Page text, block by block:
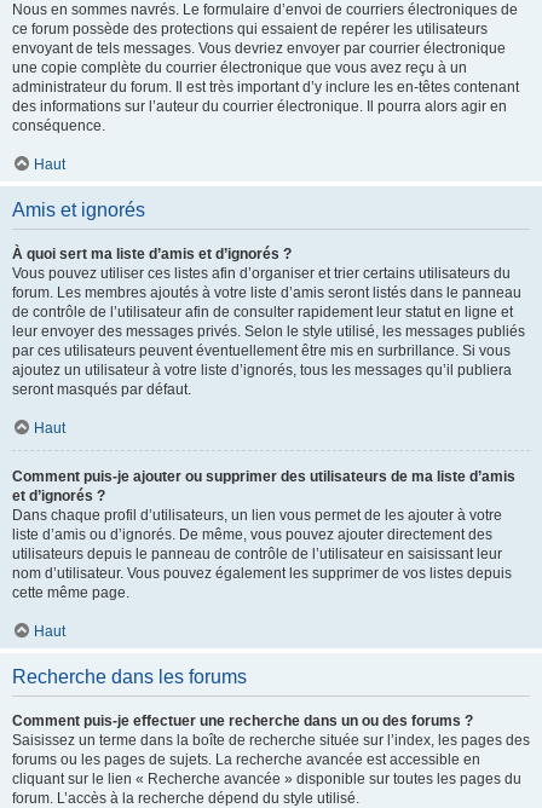
Nous en sommes navrés. Le formulaire d’envoi de courriers électroniques de
ce forum possède des protections qui essaient de repérer les utilisateurs
envoyant de tels messages. Vous devriez envoyer par courrier électronique
une copie complète du courrier électronique que vous avez reçu à un
administrateur du forum. Il est très important d’y inclure les en-têtes contenant
des informations sur l’auteur du courrier électronique. Il pourra alors agir en
conséquence.
Haut
Amis et ignorés
À quoi sert ma liste d’amis et d’ignorés ?
Vous pouvez utiliser ces listes afin d’organiser et trier certains utilisateurs du
forum. Les membres ajoutés à votre liste d’amis seront listés dans le panneau
de contrôle de l’utilisateur afin de consulter rapidement leur statut en ligne et
leur envoyer des messages privés. Selon le style utilisé, les messages publiés
par ces utilisateurs peuvent éventuellement être mis en surbrillance. Si vous
ajoutez un utilisateur à votre liste d’ignorés, tous les messages qu’il publiera
seront masqués par défaut.
Haut
Comment puis-je ajouter ou supprimer des utilisateurs de ma liste d’amis
et d’ignorés ?
Dans chaque profil d’utilisateurs, un lien vous permet de les ajouter à votre
liste d’amis ou d’ignorés. De même, vous pouvez ajouter directement des
utilisateurs depuis le panneau de contrôle de l’utilisateur en saisissant leur
nom d’utilisateur. Vous pouvez également les supprimer de vos listes depuis
cette même page.
Haut
Recherche dans les forums
Comment puis-je effectuer une recherche dans un ou des forums ?
Saisissez un terme dans la boîte de recherche située sur l’index, les pages des
forums ou les pages de sujets. La recherche avancée est accessible en
cliquant sur le lien « Recherche avancée » disponible sur toutes les pages du
forum. L’accès à la recherche dépend du style utilisé.